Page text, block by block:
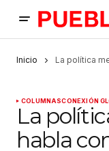
Inicio La política
COLUMNASCONEXIÓN
La
habla